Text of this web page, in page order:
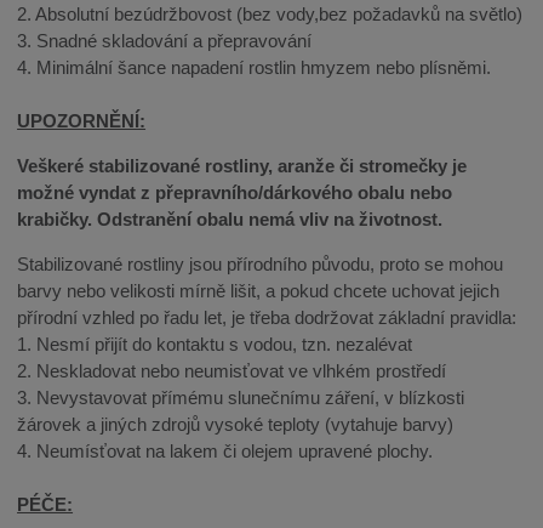
2. Absolutní bezúdržbovost (bez vody,bez požadavků na světlo)
3. Snadné skladování a přepravování
4. Minimální šance napadení rostlin hmyzem nebo plísněmi.
UPOZORNĚNÍ:
Veškeré stabilizované rostliny, aranže či stromečky je
možné vyndat z přepravního/dárkového obalu nebo
krabičky. Odstranění obalu nemá vliv na životnost.
Stabilizované rostliny jsou přírodního původu, proto se mohou
barvy nebo velikosti mírně lišit, a pokud chcete uchovat jejich
přírodní vzhled po řadu let, je třeba dodržovat základní pravidla:
1. Nesmí přijít do kontaktu s vodou, tzn. nezalévat
2. Neskladovat nebo neumisťovat ve vlhkém prostředí
3. Nevystavovat přímému slunečnímu záření, v blízkosti
žárovek a jiných zdrojů vysoké teploty (vytahuje barvy)
4. Neumísťovat na lakem či olejem upravené plochy.
PÉČE: